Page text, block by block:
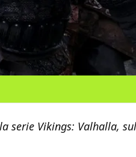
serie Vikings: Valhalla,